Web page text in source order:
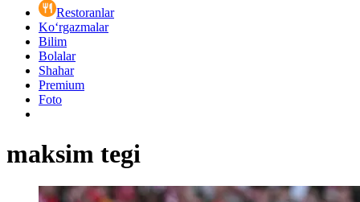
Restoranlar
Ko‘rgazmalar
Bilim
Bolalar
Shahar
Premium
Foto
maksim tegi